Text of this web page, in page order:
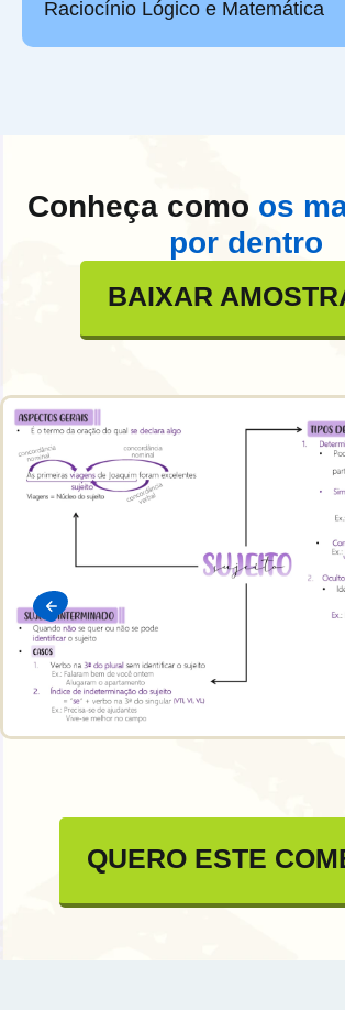
Raciocínio Lógico e Matemática
Conheça como os
por dentro
BAIXAR
QUERO ESTE